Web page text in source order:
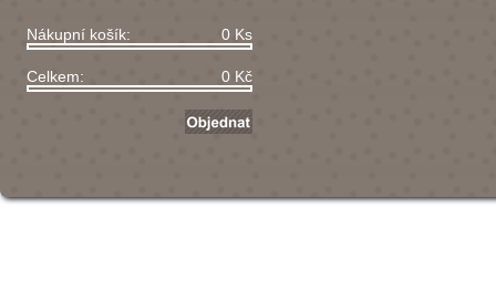
Nákupní košík: 0 Ks
Celkem: 0 Kč